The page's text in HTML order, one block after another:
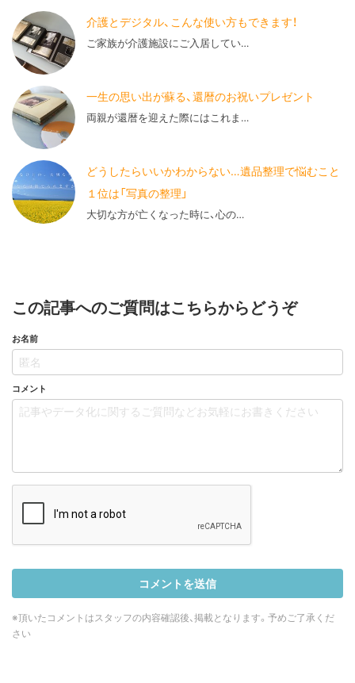
介護とデジタル、こんな使い方もできます！
ご家族が介護施設にご入居してい…
一生の思い出が蘇る、還暦のお祝いプレゼント
両親が還暦を迎えた際にはこれま…
どうしたらいいかわからない…遺品整理で悩むこと
１位は「写真の整理」
大切な方が亡くなった時に、心の…
この記事へのご質問はこちらからどうぞ
お名前
コメント
※頂いたコメントはスタッフの内容確認後、掲載となります。予めご了承くだ
さい